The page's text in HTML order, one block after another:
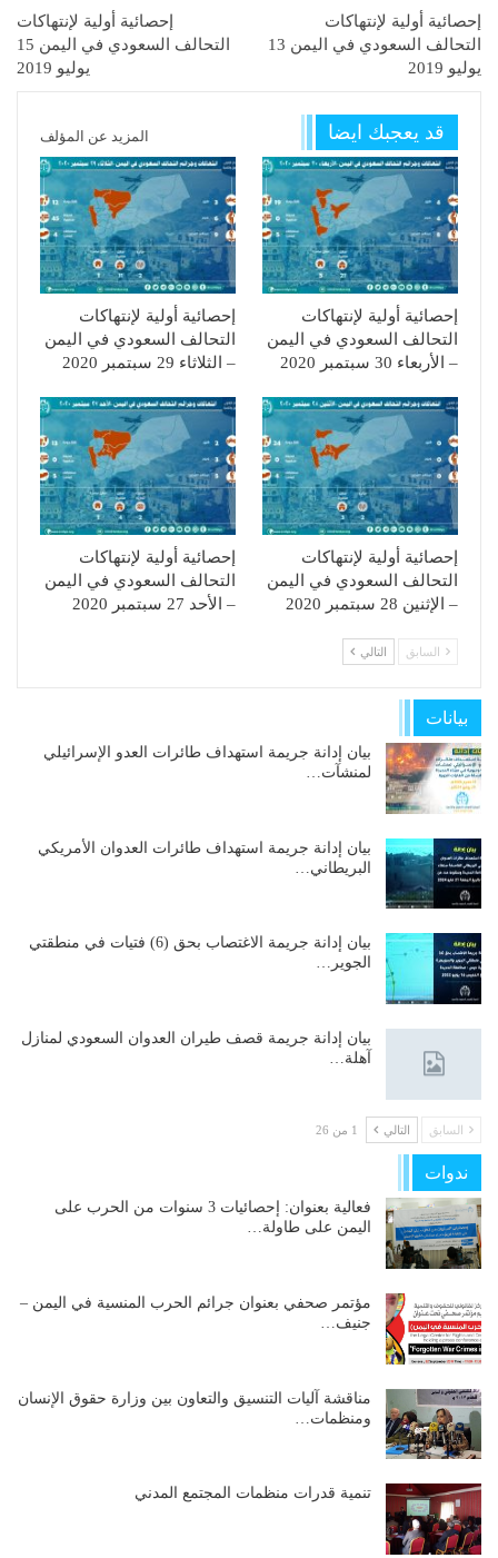
إحصائية أولية لإنتهاكات
التحالف السعودي في اليمن 13
يوليو 2019
إحصائية أولية لإنتهاكات
التحالف السعودي في اليمن 15
يوليو 2019
قد يعجبك ايضا المزيد عن المؤلف
إحصائية أولية لإنتهاكات
التحالف السعودي في اليمن
– الأربعاء 30 سبتمبر 2020
إحصائية أولية لإنتهاكات
التحالف السعودي في اليمن
– الثلاثاء 29 سبتمبر 2020
إحصائية أولية لإنتهاكات
التحالف السعودي في اليمن
– الإثنين 28 سبتمبر 2020
إحصائية أولية لإنتهاكات
التحالف السعودي في اليمن
– الأحد 27 سبتمبر 2020
السابق التالي
بيانات
بيان إدانة جريمة استهداف طائرات العدو الإسرائيلي
لمنشآت…
بيان إدانة جريمة استهداف طائرات العدوان الأمريكي
البريطاني…
بيان إدانة جريمة الاغتصاب بحق (6) فتيات في منطقتي
الجوير…
بيان إدانة جريمة قصف طيران العدوان السعودي لمنازل
آهلة…
السابق التالي 1 من 26
ندوات
فعالية بعنوان: إحصائيات 3 سنوات من الحرب على
اليمن على طاولة…
مؤتمر صحفي بعنوان جرائم الحرب المنسية في اليمن –
جنيف…
مناقشة آليات التنسيق والتعاون بين وزارة حقوق الإنسان
ومنظمات…
تنمية قدرات منظمات المجتمع المدني